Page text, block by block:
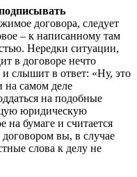
договора, следует
– к написанному там
Нередки ситуации,
в договоре нечто
слышит в ответ: «Ну, это
самом деле
на подобные
юридическую
на бумаге и считается
вы, в случае
слова к делу не